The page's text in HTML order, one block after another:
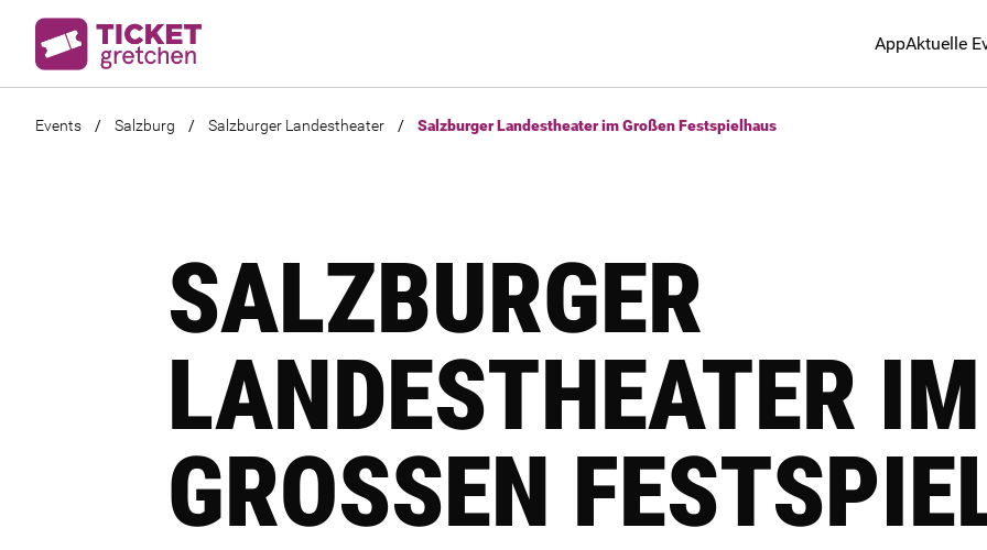
AppAktuelle
Events / Salzburg / Salzburger Landestheater / Salzburger Landestheater im Großen Festspielhaus
SALZBURGER
LANDESTHEATER IM
GROSSEN